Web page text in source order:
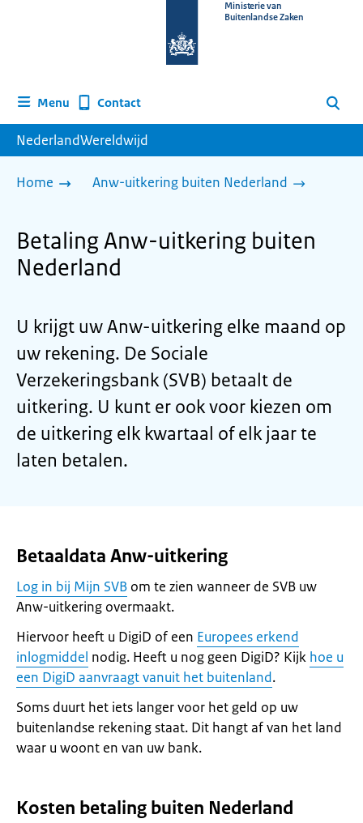
homepage
Ministerie van
Buitenlandse Zaken
Menu Contact Zoeken
NederlandWereldwijd
Home Anw-uitkering buiten Nederland
Betaling Anw-uitkering buiten
Nederland
U krijgt uw Anw-uitkering elke maand op
uw rekening. De Sociale
Verzekeringsbank (SVB) betaalt de
uitkering. U kunt er ook voor kiezen om
de uitkering elk kwartaal of elk jaar te
laten betalen.
Betaaldata Anw-uitkering
Log in bij Mijn SVB om te zien wanneer de SVB uw
Anw-uitkering overmaakt.
Hiervoor heeft u DigiD of een Europees erkend
inlogmiddel nodig. Heeft u nog geen DigiD? Kijk hoe u
een DigiD aanvraagt vanuit het buitenland.
Soms duurt het iets langer voor het geld op uw
buitenlandse rekening staat. Dit hangt af van het land
waar u woont en van uw bank.
Kosten betaling buiten Nederland